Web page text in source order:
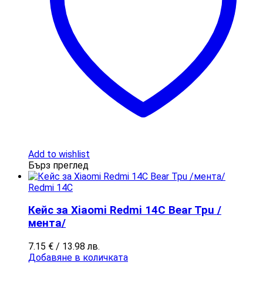
Add to wishlist
Бърз преглед
Redmi 14C
Кейс за Xiaomi Redmi 14C Bear Tpu /
мента/
7.15 € / 13.98 лв.
Добавяне в количката